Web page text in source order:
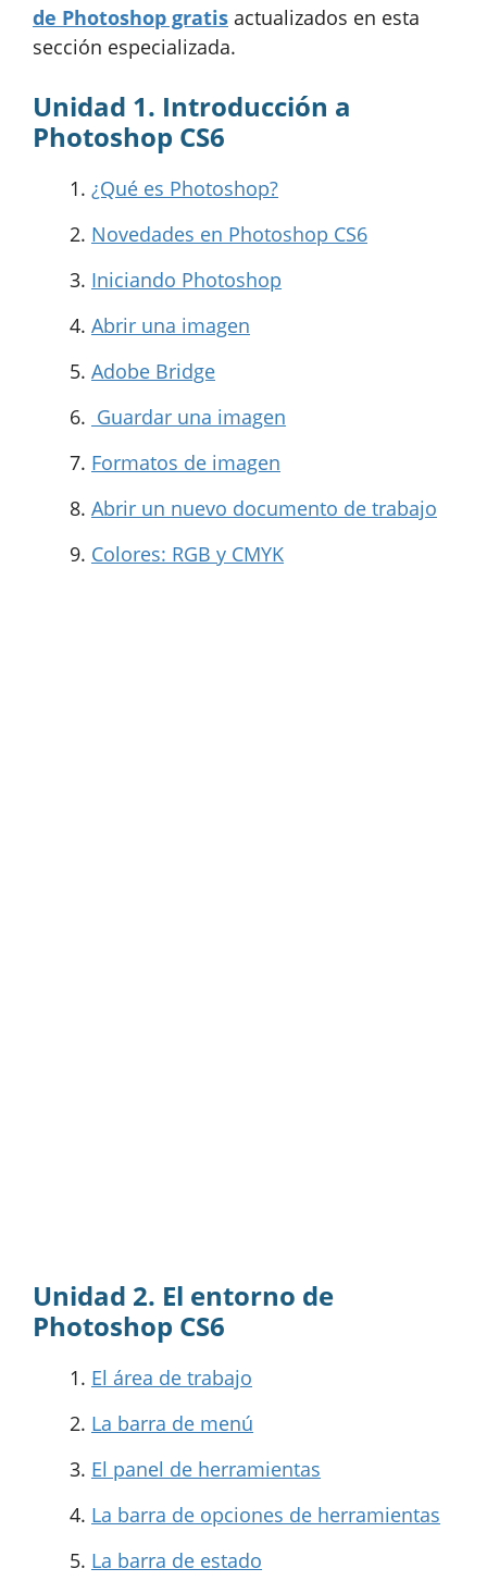
de Photoshop gratis actualizados en esta
sección especializada.
Unidad 1. Introducción a
Photoshop CS6
¿Qué es Photoshop?
Novedades en Photoshop CS6
Iniciando Photoshop
Abrir una imagen
Adobe Bridge
Guardar una imagen
Formatos de imagen
Abrir un nuevo documento de trabajo
Colores: RGB y CMYK
Unidad 2. El entorno de
Photoshop CS6
El área de trabajo
La barra de menú
El panel de herramientas
La barra de opciones de herramientas
La barra de estado